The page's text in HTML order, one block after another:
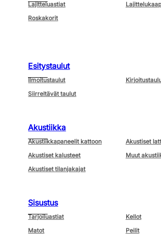
Lajitteluastiat
Roskakorit
Esitystaulut
Ilmoitustaulut
Siirreltävät taulut
Akustiikka
Akustiikkapaneelit kattoon Akustiset
Akustiset kalusteet
Muut
Akustiset tilanjakajat
Sisustus
Tarjoiluastiat Kellot
Matot
Peilit